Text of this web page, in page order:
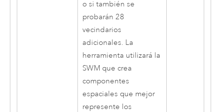
o si también se
probarán 28
vecindarios
adicionales. La
herramienta utilizará la
SWM que crea
componentes
espaciales que mejor
represente los